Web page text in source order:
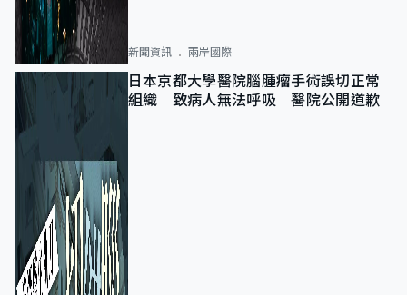
新聞資訊 兩岸國際
日本京都大學醫院腦腫瘤手術誤切正常
組織 致病人無法呼吸 醫院公開道歉